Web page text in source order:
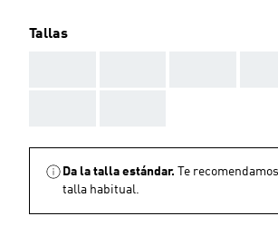
Tallas
Da la talla estándar.
Te
talla habitual.